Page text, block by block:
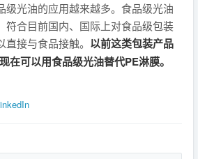
级光油的应用越来越多。食品级光油
符合目前国内、国际上对食品级包装
接与食品接触。 以前这类包装产品
在可以用食品级光油替代PE淋膜。